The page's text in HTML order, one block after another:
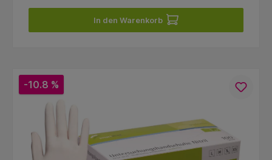
In den Warenkorb
-10.8 %